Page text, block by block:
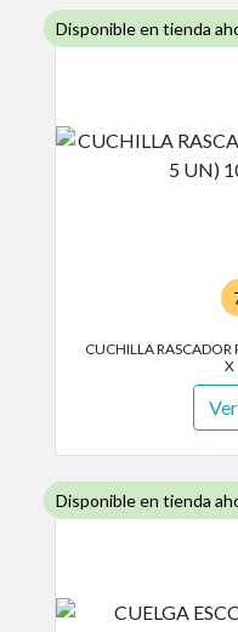
Disponible en tienda
CUCHILLA
X
Disponible en tienda